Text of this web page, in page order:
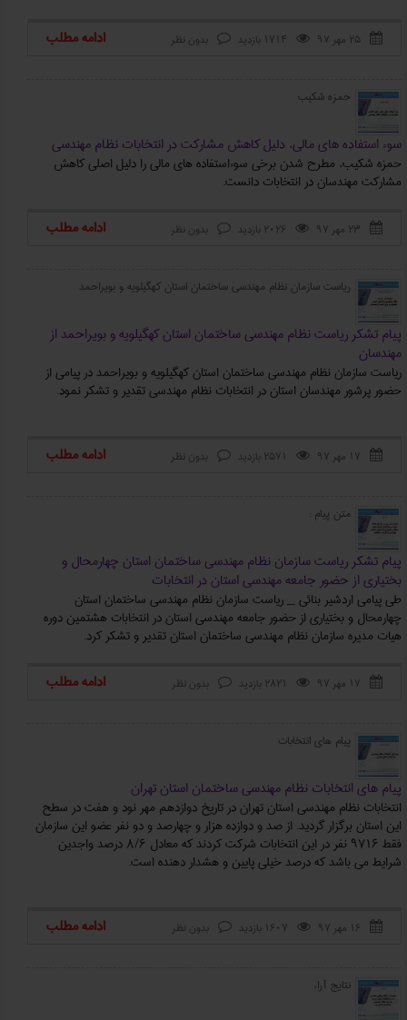
 ۲۵ مهر ۹۷  1714 بازدید  بدون نظر ادامه مطلب
حمزه شکیب
سوء استفاده‌ های مالی، دلیل کاهش مشارکت در انتخابات نظام مهندسی
حمزه شکیب، مطرح شدن برخی سوءاستفاده های مالی را دلیل اصلی کاهش
مشارکت مهندسان در انتخابات دانست.
 ۲۳ مهر ۹۷  2026 بازدید  بدون نظر ادامه مطلب
ریاست سازمان نظام مهندسی ساختمان استان کهگیلویه و بویراحمد
پیام تشکر ریاست نظام مهندسی ساختمان استان کهگیلویه و بویراحمد از
مهندسان
ریاست سازمان نظام مهندسی ساختمان استان کهگیلویه و بویراحمد در پیامی از
حضور پرشور مهندسان استان در انتخابات نظام مهندسی تقدیر و تشکر نمود.
 ۱۷ مهر ۹۷  2571 بازدید  بدون نظر ادامه مطلب
متن پیام :
پیام تشکر ریاست سازمان نظام مهندسی ساختمان استان چهارمحال و
بختیاری از حضور جامعه مهندسی استان در انتخابات
طی پیامی اردشیر بنائی _ ریاست سازمان نظام مهندسی ساختمان استان
چهارمحال و بختیاری از حضور جامعه مهندسی استان در انتخابات هشتمین دوره
هیات مدیره سازمان نظام مهندسی ساختمان استان تقدیر و تشکر کرد.
 ۱۷ مهر ۹۷  2821 بازدید  بدون نظر ادامه مطلب
پیام‌ های انتخابات
پیام‌ های انتخابات نظام مهندسی ساختمان استان تهران
انتخابات نظام مهندسی استان تهران در تاریخ دوازدهم مهر نود و هفت در سطح
این استان برگزار گردید. از صد و دوازده هزار و چهارصد و دو نفر عضو این سازمان
فقط ۹۷۱۶ نفر در این انتخابات شرکت کردند که معادل ۸/۶ درصد واجدین
شرایط می‌ باشد که درصد خیلی پایین و هشدار دهنده است.
 ۱۶ مهر ۹۷  1607 بازدید  بدون نظر ادامه مطلب
نتایج آراء